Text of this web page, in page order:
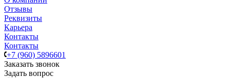
Отзывы
Реквизиты
Карьера
Контакты
Контакты
+7 (960) 5896601
Заказать звонок
Задать вопрос